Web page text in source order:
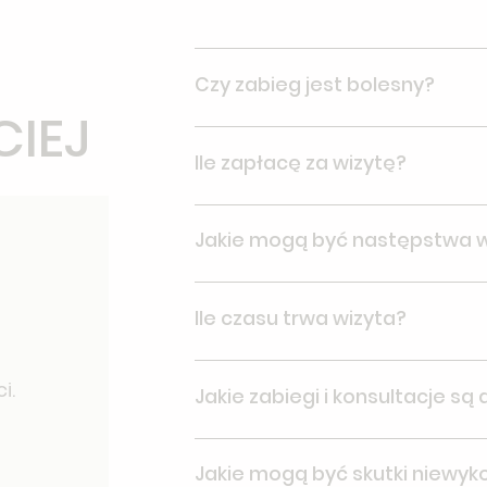
Czy zabieg jest bolesny?
odczuwa pieczenie i rozpieranie,
Ile zapłacę za wizytę?
dodatkowych opłat i ukrytych
Jakie mogą być następstwa
zakażenie rany. Zadzwoń do kliniki
Ile czasu trwa wizyta?
może ulec wydłużeniu.
Jakie zabiegi i konsultacje są
ciała. szczegółowe informacje
Jakie mogą być skutki